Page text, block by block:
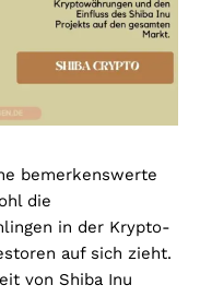
bemerkenswerte
die
in der Krypto-
auf sich zieht.
von Shiba Inu